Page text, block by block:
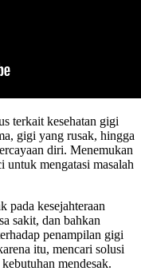
terkait kesehatan gigi
gigi yang rusak, hingga
diri. Menemukan
mengatasi masalah
pada kesejahteraan
sakit, dan bahkan
penampilan gigi
itu, mencari solusi
mendesak.